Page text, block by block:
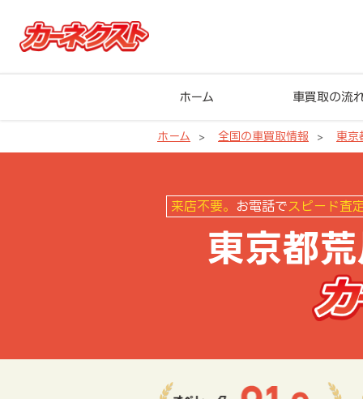
ホーム 車買取の流
ホーム 全国の車買取情報 東京
来店不要。 お電話で スピード査
東京都